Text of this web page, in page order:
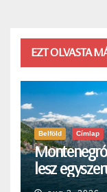
EZT OLVASTA
Belföld Címlap
lesz